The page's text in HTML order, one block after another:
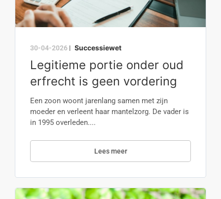
30-04-2026 | Successiewet
Legitieme portie onder oud
erfrecht is geen vordering
Een zoon woont jarenlang samen met zijn
moeder en verleent haar mantelzorg. De vader is
in 1995 overleden....
Lees meer